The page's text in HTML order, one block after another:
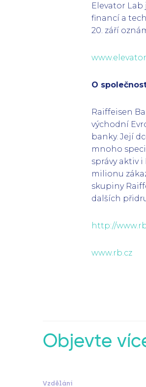
Elevator
financí a
20. září
O
Raiffeisen
východní
banky. Její
mnoho
správy aktiv
milionu
skupiny
dalších
http://
www.rb.cz
Objevte
Vzdělání